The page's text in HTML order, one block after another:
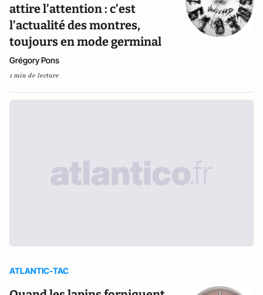
attire l’attention : c’est
l’actualité des montres,
toujours en mode germinal
Grégory Pons
1 min de lecture
ATLANTIC-TAC